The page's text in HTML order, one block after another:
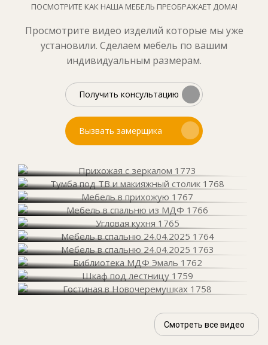
ПОСМОТРИТЕ КАК НАША МЕБЕЛЬ ПРЕОБРАЖАЕТ ДОМА!
Просмотрите видео изделий которые мы уже
установили. Сделаем мебель по вашим
индивидуальным размерам.
Получить консультацию
Вызвать замерщика
Смотреть все видео